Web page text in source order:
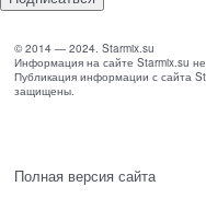
© 2014 — 2024. Starmix.su
Информация на сайте Starmix.su
Публикация информации с сайта
защищены.
Полная версия сайта